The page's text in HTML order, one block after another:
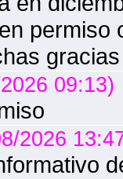
permiso
09:13)
2026